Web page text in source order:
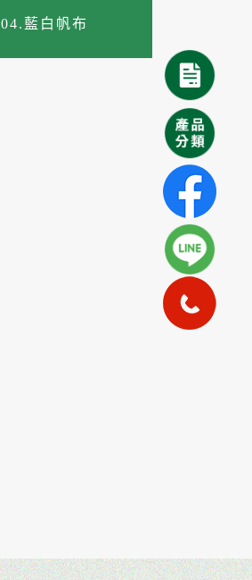
04.藍白帆布